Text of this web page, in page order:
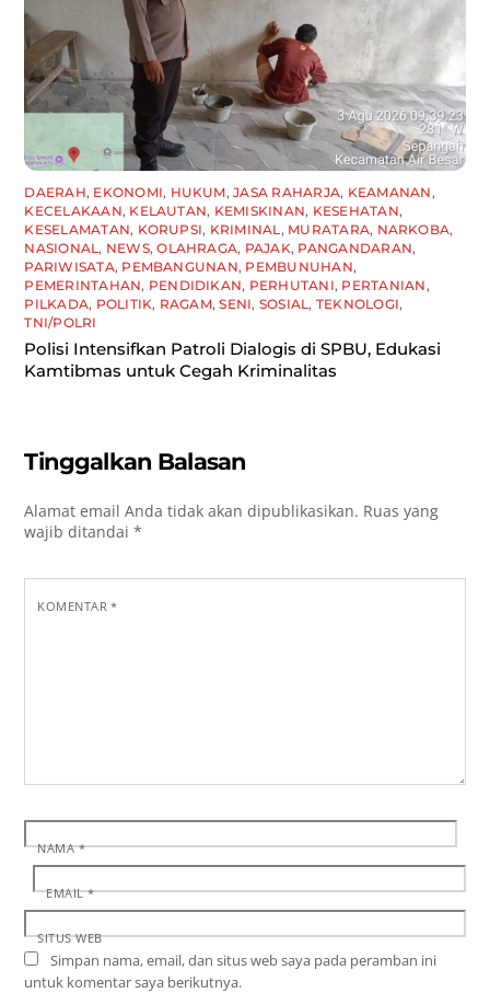
DAERAH, EKONOMI, HUKUM,JASA RAHARJA, KEAMANAN,
KECELAKAAN, KELAUTAN, KEMISKINAN, KESEHATAN,
KESELAMATAN, KORUPSI, KRIMINAL, MURATARA, NARKOBA,
NASIONAL, NEWS,OLAHRAGA, PAJAK, PANGANDARAN,
PARIWISATA, PEMBANGUNAN, PEMBUNUHAN,
PEMERINTAHAN, PENDIDIKAN, PERHUTANI, PERTANIAN,
PILKADA, POLITIK, RAGAM,SENI, SOSIAL, TEKNOLOGI,
TNI/POLRI
Polisi Intensifkan Patroli Dialogis di SPBU, Edukasi
Kamtibmas untuk Cegah Kriminalitas
Tinggalkan Balasan
Alamat email Anda tidak akan dipublikasikan. Ruas yang
wajib ditandai*
KOMENTAR*
NAMA*
EMAIL*
SITUS WEB
Simpan nama, email, dan situs web saya pada peramban ini
untuk komentar saya berikutnya.